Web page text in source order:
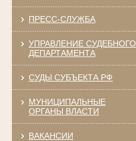
ПРЕСС-СЛУЖБА
УПРАВЛЕНИЕ СУДЕБНОГО
ДЕПАРТАМЕНТА
СУДЫ СУБЪЕКТА РФ
МУНИЦИПАЛЬНЫЕ
ОРГАНЫ ВЛАСТИ
ВАКАНСИИ